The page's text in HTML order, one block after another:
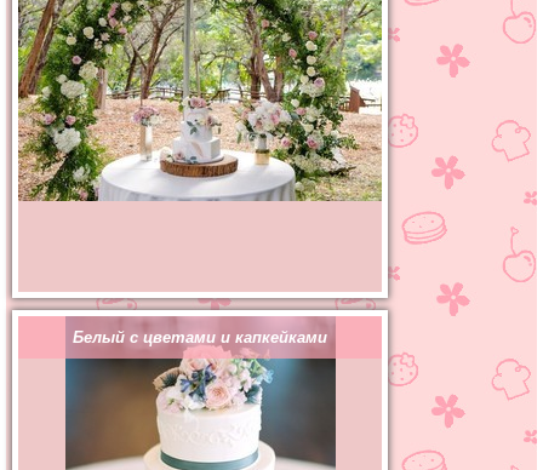
Белый с цветами и капкейками